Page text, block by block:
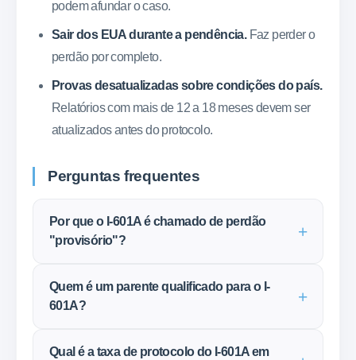
podem afundar o caso.
Sair dos EUA durante a pendência.Faz perder o
perdão por completo.
Provas desatualizadas sobre condições do país.
Relatórios com mais de 12 a 18 meses devem ser
atualizados antes do protocolo.
Perguntas frequentes
Por que o I-601A é chamado de perdão
"provisório"?
Quem é um parente qualificado para o I-
601A?
Qual é a taxa de protocolo do I-601A em